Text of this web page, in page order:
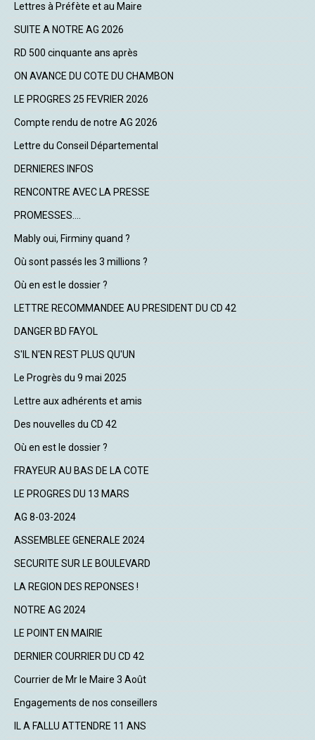
Lettres à Préfète et au Maire
SUITE A NOTRE AG 2026
RD 500 cinquante ans après
ON AVANCE DU COTE DU CHAMBON
LE PROGRES 25 FEVRIER 2026
Compte rendu de notre AG 2026
Lettre du Conseil Départemental
DERNIERES INFOS
RENCONTRE AVEC LA PRESSE
PROMESSES....
Mably oui, Firminy quand ?
Où sont passés les 3 millions ?
Où en est le dossier ?
LETTRE RECOMMANDEE AU PRESIDENT DU CD 42
DANGER BD FAYOL
S'IL N'EN REST PLUS QU'UN
Le Progrès du 9 mai 2025
Lettre aux adhérents et amis
Des nouvelles du CD 42
Où en est le dossier ?
FRAYEUR AU BAS DE LA COTE
LE PROGRES DU 13 MARS
AG 8-03-2024
ASSEMBLEE GENERALE 2024
SECURITE SUR LE BOULEVARD
LA REGION DES REPONSES !
NOTRE AG 2024
LE POINT EN MAIRIE
DERNIER COURRIER DU CD 42
Courrier de Mr le Maire 3 Août
Engagements de nos conseillers
IL A FALLU ATTENDRE 11 ANS